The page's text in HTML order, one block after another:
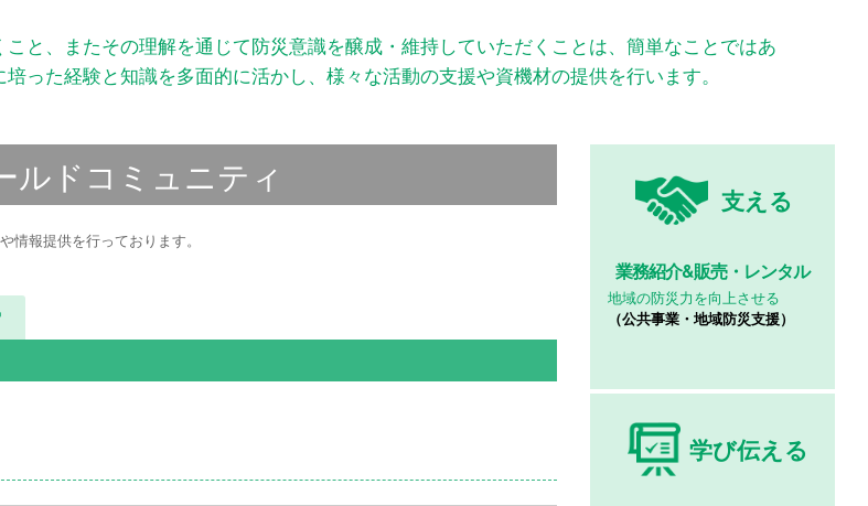
と、またその理解を通じて防災意識を醸成・維持していただくことは、簡単なことではあ
った経験と知識を多面的に活かし、様々な活動の支援や資機材の提供を行います。
ルド コミュニティ
報提供を行っております。
支える
業務紹介&販売・レンタル
地域の防災力を向上させる
（公共事業・地域防災支援）
学び伝える